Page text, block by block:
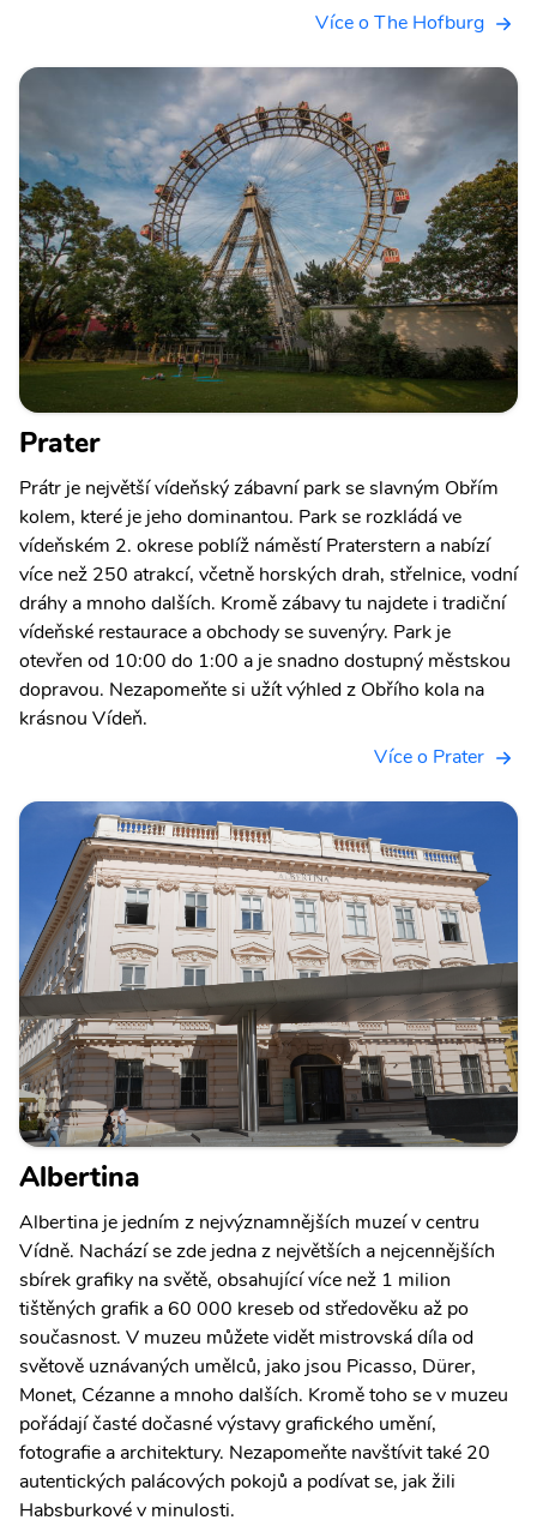
Více o The Hofburg
Prater
Prátr je největší vídeňský zábavní park se slavným Obřím
kolem, které je jeho dominantou. Park se rozkládá ve
vídeňském 2. okrese poblíž náměstí Praterstern a nabízí
více než 250 atrakcí, včetně horských drah, střelnice, vodní
dráhy a mnoho dalších. Kromě zábavy tu najdete i tradiční
vídeňské restaurace a obchody se suvenýry. Park je
otevřen od 10:00 do 1:00 a je snadno dostupný městskou
dopravou. Nezapomeňte si užít výhled z Obřího kola na
krásnou Vídeň.
Více o Prater
Albertina
Albertina je jedním z nejvýznamnějších muzeí v centru
Vídně. Nachází se zde jedna z největších a nejcennějších
sbírek grafiky na světě, obsahující více než 1 milion
tištěných grafik a 60 000 kreseb od středověku až po
současnost. V muzeu můžete vidět mistrovská díla od
světově uznávaných umělců, jako jsou Picasso, Dürer,
Monet, Cézanne a mnoho dalších. Kromě toho se v muzeu
pořádají časté dočasné výstavy grafického umění,
fotografie a architektury. Nezapomeňte navštívit také 20
autentických palácových pokojů a podívat se, jak žili
Habsburkové v minulosti.